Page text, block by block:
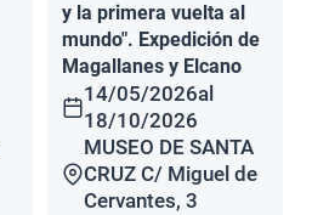
y la primera vuelta al
mundo". Expedición de
Magallanes y Elcano
14/05/2026al
18/10/2026
MUSEO DE SANTA
CRUZ C/ Miguel de
Cervantes, 3